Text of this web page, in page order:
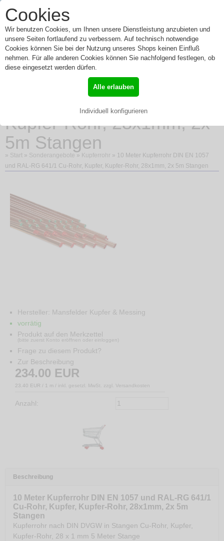
Cookies
Wir benutzen Cookies, um Ihnen unsere Dienstleistung anzubieten und
unsere Seiten fortlaufend zu verbessern. Auf technisch notwendige
Cookies können Sie bei der Nutzung unseres Shops keinen Einfluß
nehmen. Für alle anderen Cookies können Sie nachfolgend festlegen, ob
diese eingesetzt werden dürfen.
Alle erlauben
Individuell konfigurieren
Toggle
Menü
10 Meter Kupferrohr DIN
EN 1057 und RAL-RG
641/1 Cu-Rohr, Kupfer,
Kupfer-Rohr, 28x1mm, 2x
5m Stangen
» Start » Sonderangebote » Kupferrohr » 10 Meter Kupferrohr DIN EN 1057
und RAL-RG 641/1 Cu-Rohr, Kupfer, Kupfer-Rohr, 28x1mm, 2x 5m Stangen
Hersteller: Mansfelder Kupfer & Messing
vorrätig
Produkt auf den Merkzettel
(bitte zuerst Konto eröffnen oder einloggen)
Frage zu diesem Produkt?
Zur Beschreibung
234.00 EUR
23.40 EUR / 1 m / inkl. gesetzl. MwSt. zzgl. Versandkosten
Anzahl:
Beschreibung
10 Meter Kupferrohr DIN EN 1057 und RAL-RG 641/1
Cu-Rohr, Kupfer, Kupfer-Rohr, 28x1mm, 2x 5m
Stangen
Kupferrohr nach DIN DVGW in Stangen Cu-Rohr, Kupfer,
Kupfer-Rohr, 28 x 1 mm 5 Meter Stange